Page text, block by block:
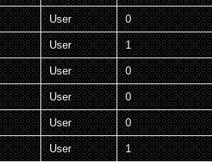
User 0
User 1
User 0
User 0
User 0
User 1